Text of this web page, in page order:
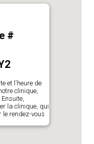
#
et l'heure de
clinique,
la clinique, qui
rendez-vous